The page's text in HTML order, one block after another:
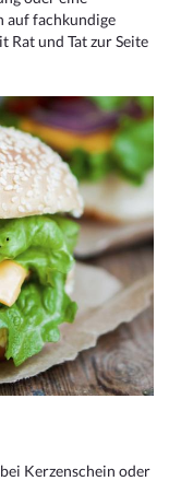
auf fachkundige
Rat und Tat zur Seite
Kerzenschein oder